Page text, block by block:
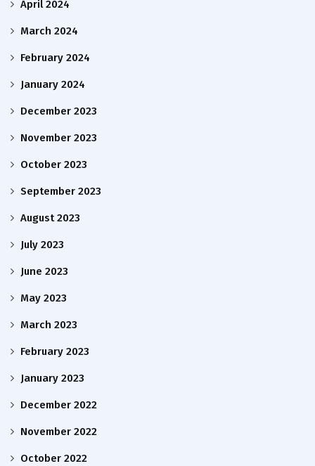
April 2024
March 2024
February 2024
January 2024
December 2023
November 2023
October 2023
September 2023
August 2023
July 2023
June 2023
May 2023
March 2023
February 2023
January 2023
December 2022
November 2022
October 2022